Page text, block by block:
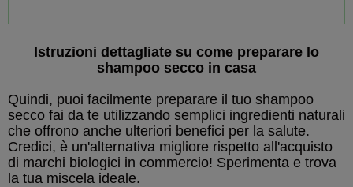
Istruzioni dettagliate su come preparare lo
shampoo secco in casa
Quindi, puoi facilmente preparare il tuo shampoo
secco fai da te utilizzando semplici ingredienti naturali
che offrono anche ulteriori benefici per la salute.
Credici, è un'alternativa migliore rispetto all'acquisto
di marchi biologici in commercio! Sperimenta e trova
la tua miscela ideale.